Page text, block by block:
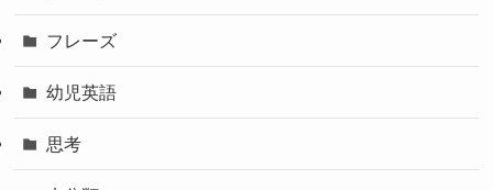
フレーズ
幼児英語
思考